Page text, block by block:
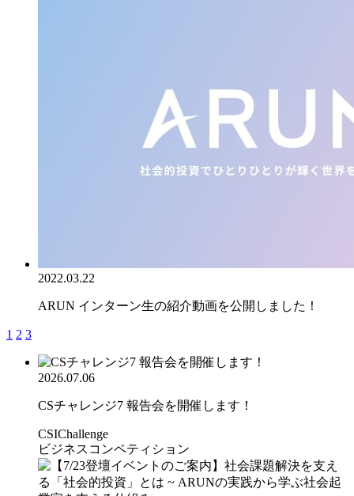
2022.03.22
ARUN インターン生の紹介動画を公開しました！
1 2 3
2026.07.06
CSチャレンジ7 報告会を開催します！
CSIChallenge
ビジネスコンペティション